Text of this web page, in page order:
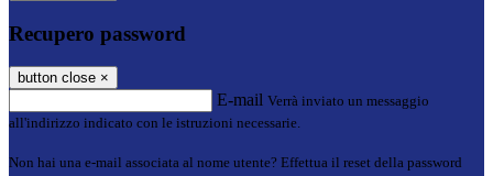
Recupero password
button close ×
E-mail Verrà inviato un messaggio
all'indirizzo indicato con le istruzioni necessarie.
Non hai una e-mail associata al nome utente? Effettua il reset della password